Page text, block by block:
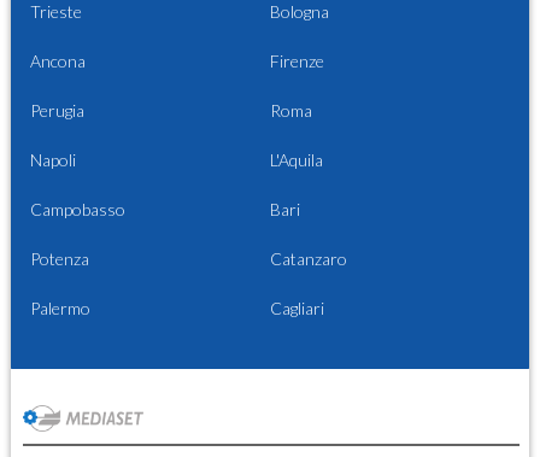
Trieste Bologna
Ancona Firenze
Perugia Roma
Napoli L'Aquila
Campobasso Bari
Potenza Catanzaro
Palermo Cagliari